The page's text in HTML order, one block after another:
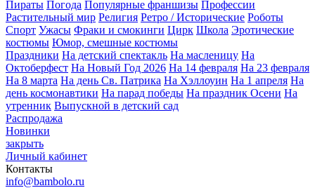
Пираты Погода Популярные франшизы Профессии
Растительный мир Религия Ретро / Исторические Роботы
Спорт Ужасы Фраки и смокинги Цирк Школа Эротические
костюмы Юмор, смешные костюмы
Праздники На детский спектакль На масленицу На
Октоберфест На Новый Год 2026 На 14 февраля На 23 февраля
На 8 марта На день Св. Патрика На Хэллоуин На 1 апреля На
день космонавтики На парад победы На праздник Осени На
утренник Выпускной в детский сад
Распродажа
Новинки
закрыть
Личный кабинет
Контакты
info@bambolo.ru